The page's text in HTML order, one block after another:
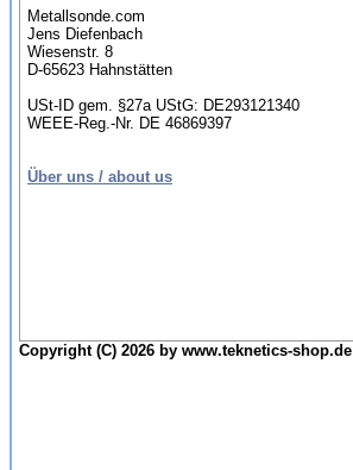
Metallsonde.com
Jens Diefenbach
Wiesenstr. 8
D-65623 Hahnstätten
USt-ID gem. §27a UStG: DE293121340
WEEE-Reg.-Nr. DE 46869397
Über uns / about us
Copyright (C) 2026 by www.teknetics-shop.de